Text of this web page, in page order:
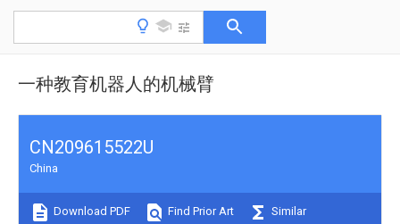
一种教育机器人的机械臂
CN209615522U
China
Download PDF Find Prior Art Similar